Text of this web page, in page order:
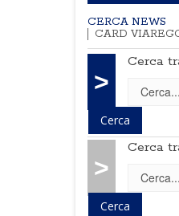
CERCA NEWS
CARD
>
Cerca
>
Cerca